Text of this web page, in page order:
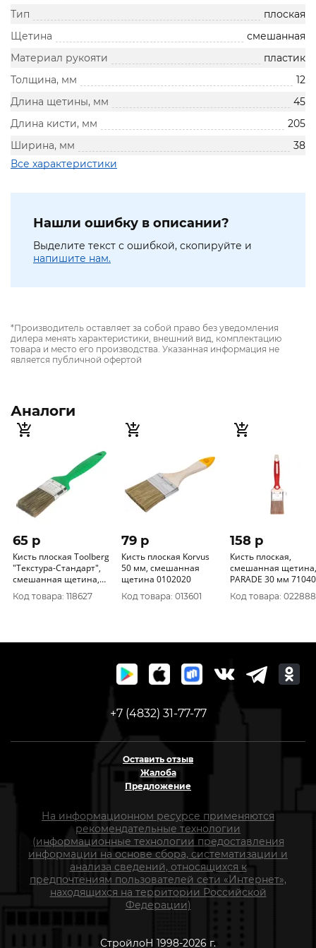
Тип
плоская
Щетина
смешанная
Материал рукояти
пластик
Толщина, мм
12
Длина щетины, мм
45
Длина кисти, мм
205
Ширина, мм
38
Все характеристики
Нашли ошибку в описании?
Выделите текст с ошибкой, скопируйте и
напишите нам.
*Производитель оставляет за собой право без уведомления
дилера менять характеристики, внешний вид, комплектацию
товара и место его производства. Указанная информация не
является публичной офертой
Аналоги
65 p
Кисть плоская Toolberg
"Текстура-Стандарт",
смешанная щетина,
пласт. рук., 38мм
0111322
Код товара: 118627
79 p
Кисть плоская Korvus
50 мм, смешанная
щетина 0102020
Код товара: 013601
158 p
Кисть плоская,
смешанная щетина,
PARADE 30 мм
Код товара: 022888
+7 (4832) 31-77-77
Оставить отзыв
Жалоба
Предложение
На информационном ресурсе применяются
рекомендательные технологии
(информационные технологии предоставления
информации на основе сбора, систематизации и
анализа сведений, относящихся к
предпочтениям пользователей сети «Интернет»,
находящихся на территории Российской
Федерации)
СтройлоН 1998-2026 г.